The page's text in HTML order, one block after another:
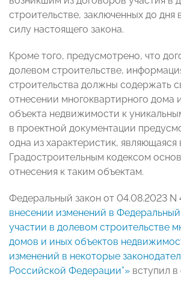
строительстве, заключенных до дня
силу настоящего закона.
Кроме того, предусмотрено, что
долевом строительстве,
строительства должны содержать
отнесении многоквартирного дома
объекта недвижимости к
в проектной документации
одна из характеристик, являющаяся
Градостроительным кодексом
отнесения к таким объектам.
Федеральный закон от 04.08.2023 N
внесении изменений в Федеральный
участии в долевом строительстве
домов и иных объектов
изменений в некоторые
Российской Федерации”» вступил в